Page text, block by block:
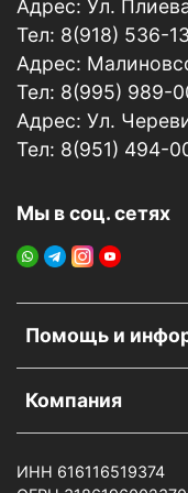
наносить на
на кожу или
обильным
обратиться к
Хранить при
Срок хранения:36
Помощь и
Компания
Адрес: Ул.
Тел: 8(918) 536-
Адрес:
Тел: 8(995) 989-
Адрес: Ул.
Тел: 8(951) 494-
Мы в соц. сетях
ИНН 616116519374